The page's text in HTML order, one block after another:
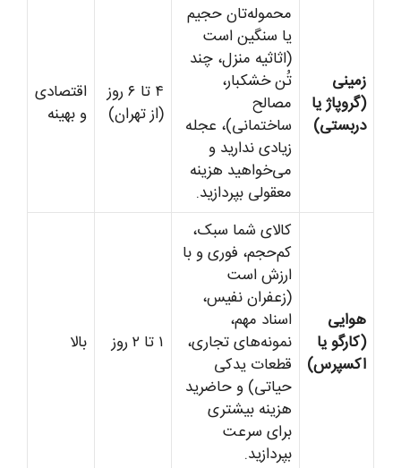
زمینی
(گروپاژ یا
دربستی)
محموله‌تان حجیم
یا سنگین است
(اثاثیه منزل، چند
تُن خشکبار،
مصالح
ساختمانی)، عجله
زیادی ندارید و
می‌خواهید هزینه
معقولی بپردازید.
۴ تا ۶ روز
(از تهران)
اقتصادی
و بهینه
هوایی
(کارگو یا
اکسپرس)
کالای شما سبک،
کم‌حجم، فوری و با
ارزش است
(زعفران نفیس،
اسناد مهم،
نمونه‌های تجاری،
قطعات یدکی
حیاتی) و حاضرید
هزینه بیشتری
برای سرعت
بپردازید.
۱ تا ۲ روز بالا